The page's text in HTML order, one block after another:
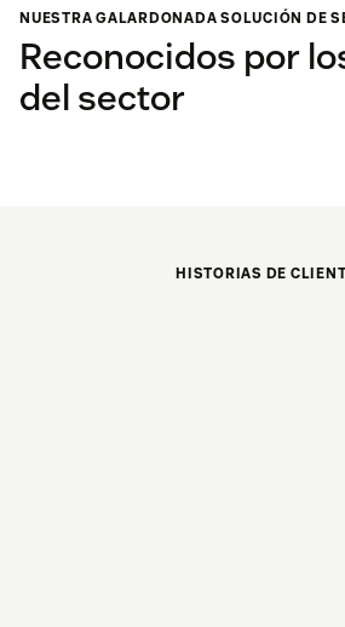
NUESTRA GALARDONADA SOLUCIÓN DE
Reconocidos por
del sector
HISTORIAS DE